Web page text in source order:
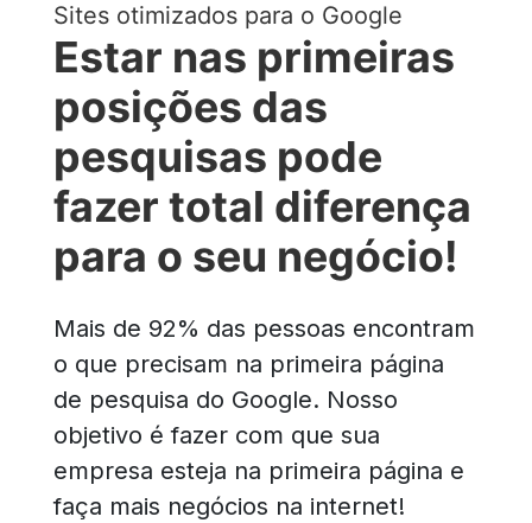
Sites otimizados para o Google
Estar nas primeiras
posições das
pesquisas pode
fazer total diferença
para o seu negócio!
Mais de 92% das pessoas encontram
o que precisam na primeira página
de pesquisa do Google. Nosso
objetivo é fazer com que sua
empresa esteja na primeira página e
faça mais negócios na internet!